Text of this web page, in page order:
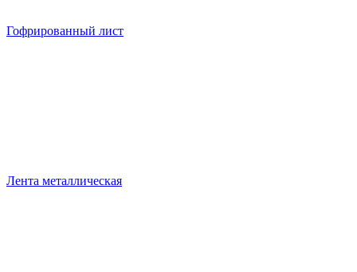
Гофрированный лист
Лента металлическая